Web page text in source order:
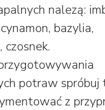
nalezą:
bazylia,
czosnek.
potraw spróbuj
z